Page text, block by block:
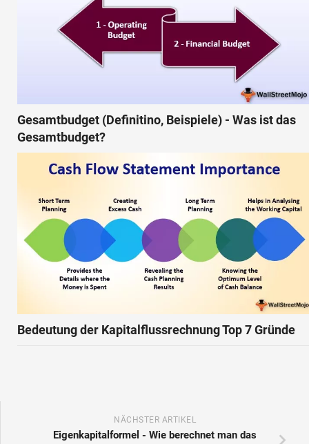
Gesamtbudget (Definitino, Beispiele) - Was ist das
Gesamtbudget?
Bedeutung der Kapitalflussrechnung Top 7 Gründe
NÄCHSTER ARTIKEL
Eigenkapitalformel - Wie berechnet man das